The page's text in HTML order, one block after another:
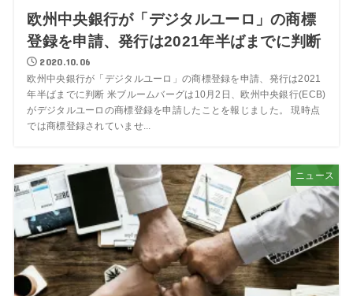
欧州中央銀行が「デジタルユーロ」の商標
登録を申請、発行は2021年半ばまでに判断
2020.10.06
欧州中央銀行が「デジタルユーロ」の商標登録を申請、発行は2021
年半ばまでに判断 米ブルームバーグは10月2日、欧州中央銀行(ECB)
がデジタルユーロの商標登録を申請したことを報じました。 現時点
では商標登録されていませ...
ニュース